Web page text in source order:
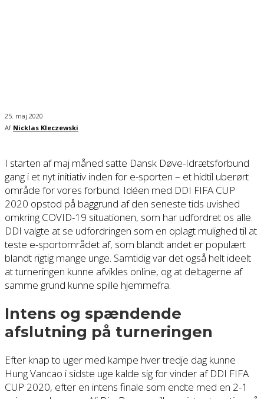
25. maj 2020
Af Nicklas Kleczewski
I starten af maj måned satte Dansk Døve-Idrætsforbund
gang i et nyt initiativ inden for e-sporten – et hidtil uberørt
område for vores forbund. Idéen med DDI FIFA CUP
2020 opstod på baggrund af den seneste tids uvished
omkring COVID-19 situationen, som har udfordret os alle.
DDI valgte at se udfordringen som en oplagt mulighed til at
teste e-sportområdet af, som blandt andet er populært
blandt rigtig mange unge. Samtidig var det også helt ideelt
at turneringen kunne afvikles online, og at deltagerne af
samme grund kunne spille hjemmefra.
Intens og spændende
afslutning på turneringen
Efter knap to uger med kampe hver tredje dag kunne
Hung Vancao i sidste uge kalde sig for vinder af DDI FIFA
CUP 2020, efter en intens finale som endte med en 2-1